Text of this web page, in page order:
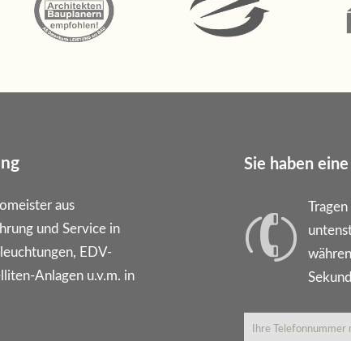
aus
und Service in
EDV-
Anlagen u.v.m. in
Sie haben eine